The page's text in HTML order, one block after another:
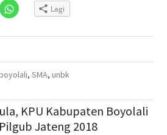
Klik
untuk
WhatsApp(Membuka
baru)
Lagi
, SMA, unbk
KPU Kabupaten Boyolali
Jateng 2018